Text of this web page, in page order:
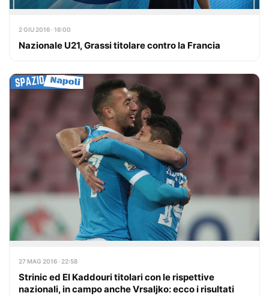
2 GIU 2016 · 16:00
Nazionale U21, Grassi titolare contro la Francia
27 MAG 2016 · 22:58
Strinic ed El Kaddouri titolari con le rispettive
nazionali, in campo anche Vrsaljko: ecco i risultati